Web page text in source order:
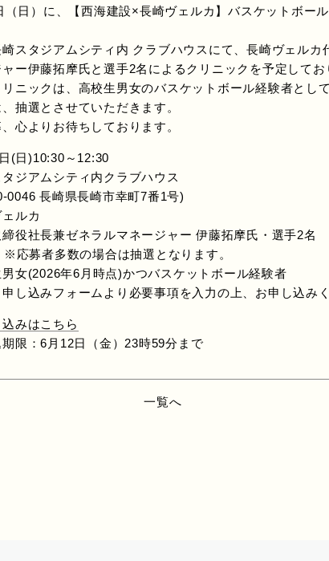
日）に、【西海建設×長崎ヴェルカ】バスケットボー
スタジアムシティ内 クラブハウスにて、長崎ヴェルカ
ー伊藤拓摩氏と選手2名によるクリニックを予定してお
ニックは、高校生男女のバスケットボール経験者とし
抽選とさせていただきます。
心よりお待ちしております。
(日)10:30～12:30
ジアムシティ内クラブハウス
崎県長崎市幸町7番1号)
ルカ
兼ゼネラルマネージャー 伊藤拓摩氏・選手2名
応募者多数の場合は抽選となります。
男女(2026年6月時点)かつバスケットボール経験者
し込みフォームより必要事項を入力の上、お申し込みく
みはこちら
月12日（金）23時59分まで
一覧へ